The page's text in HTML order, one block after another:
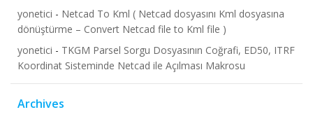
yonetici - Netcad To Kml ( Netcad dosyasını Kml dosyasına
dönüştürme – Convert Netcad file to Kml file )
yonetici - TKGM Parsel Sorgu Dosyasının Coğrafi, ED50, ITRF
Koordinat Sisteminde Netcad ile Açılması Makrosu
Archives